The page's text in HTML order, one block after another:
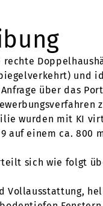
und
über das
wurden mit KI
auf einem ca. 800
sich wie folgt
Vollausstattung,